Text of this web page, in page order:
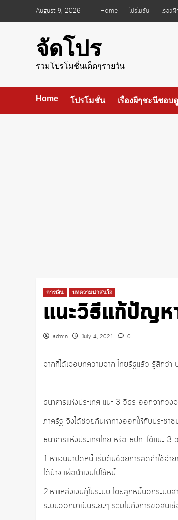
August 9, 2026 Home โปรโมชั่น เรื่อง
จัดโปร
รวมโปรโมชั่นเด็ดๆรายวัน
Home โปรโมชั่น เรื่องผีๆชะนีชอบดู
การเงิน บทความน่าสนใจ
แนะวิธีแก้ปัญห
admin July 4, 2021 0
จากที่ได้เจอบทความจาก ไทยรัฐแล้ว รู้สึกว่
ธนาคารแห่งประเทศ แนะ 3 วิธร ออกจากว
ภาครัฐ จึงได้ช่วยกันหาทางออกให้กับประชา
ธนาคารแห่งประเทศไทย หรือ ธปท. ได้แนะ
1.หาเงินมาปิดหนี้ เริ่มต้นด้วยการลดค่าใช้จ่
ได้บ้าง เพื่อนำเงินไปใช้หนี้
2.หาแหล่งเงินกู้ในระบบ โดยลูกหนี้นอกระบ
ระบบออกมาเป็นระยะๆ รวมไปถึงการขอสิน